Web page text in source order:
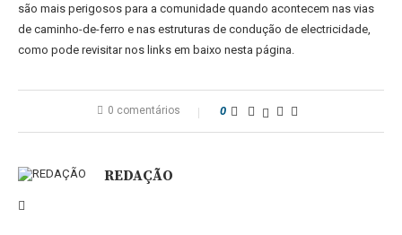
são mais perigosos para a comunidade quando acontecem nas vias
de caminho-de-ferro e nas estruturas de condução de electricidade,
como pode revisitar nos links em baixo nesta página.
0 comentários 0
REDAÇÃO